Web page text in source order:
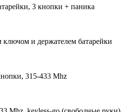
3 кнопки + паника
и держателем батарейки
315-433 Mhz